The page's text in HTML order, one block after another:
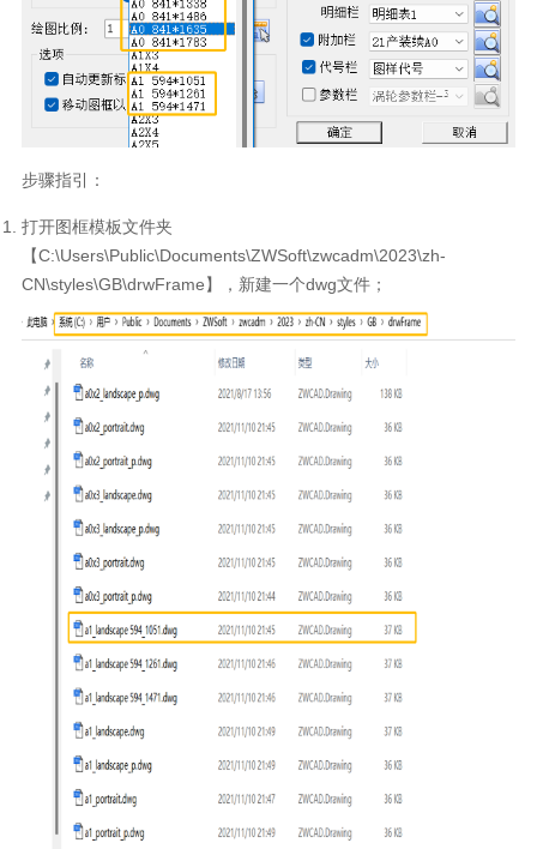
步骤指引：
打开图框模板文件夹
【C:\Users\Public\Documents\ZWSoft\zwcadm\2023\zh-
CN\styles\GB\drwFrame】，新建一个dwg文件；